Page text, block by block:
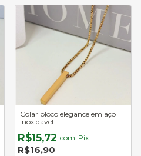
Colar bloco elegance em aço
inoxidável
R$15,72 com Pix
R$16,90